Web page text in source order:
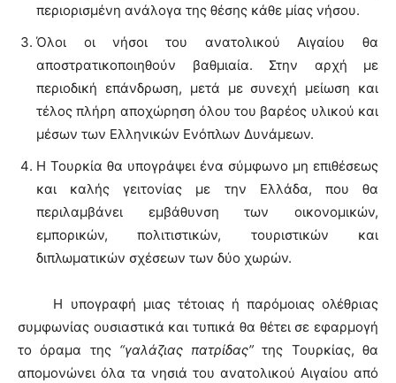
περιορισμένη ανάλογα της θέσης κάθε μίας νήσου.
Όλοι οι νήσοι του ανατολικού Αιγαίου θα
αποστρατικοποιηθούν βαθμιαία. Στην αρχή με
περιοδική επάνδρωση, μετά με συνεχή μείωση και
τέλος πλήρη αποχώρηση όλου του βαρέος υλικού και
μέσων των Ελληνικών Ενόπλων Δυνάμεων.
Η Τουρκία θα υπογράψει ένα σύμφωνο μη επιθέσεως
και καλής γειτονίας με την Ελλάδα, που θα
περιλαμβάνει εμβάθυνση των οικονομικών,
εμπορικών, πολιτιστικών, τουριστικών και
διπλωματικών σχέσεων των δύο χωρών.
Η υπογραφή μιας τέτοιας ή παρόμοιας ολέθριας
συμφωνίας ουσιαστικά και τυπικά θα θέτει σε εφαρμογή
το όραμα της “γαλάζιας πατρίδας” της Τουρκίας, θα
απομονώνει όλα τα νησιά του ανατολικού Αιγαίου από